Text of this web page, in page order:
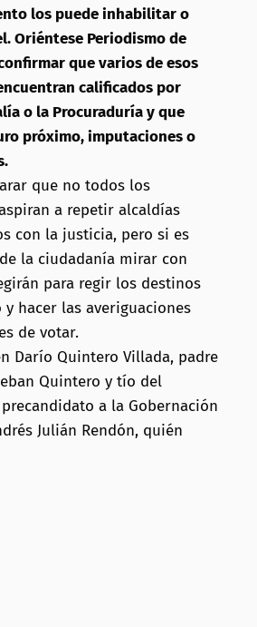
los puede inhabilitar o
Oriéntese Periodismo de
que varios de esos
calificados por
o la Procuraduría y que
próximo, imputaciones o
que no todos los
a repetir alcaldías
con la justicia, pero si es
la ciudadanía mirar con
para regir los destinos
hacer las averiguaciones
de votar.
Darío Quintero Villada, padre
Quintero y tío del
a la Gobernación
Julián Rendón, quién